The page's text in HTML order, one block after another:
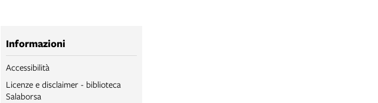
Informazioni
Accessibilità
Licenze e disclaimer - biblioteca
Salaborsa